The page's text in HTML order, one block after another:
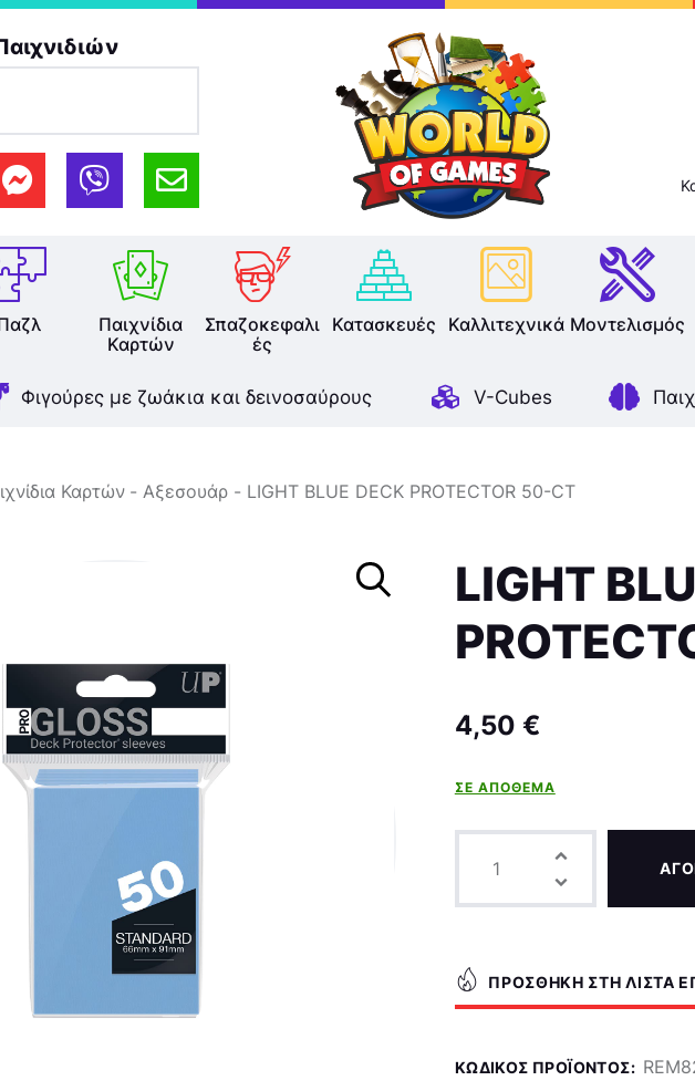
Παιχνίδια
Καρτών
Σπαζοκεφαλι
ές
Κατασκευές Καλλιτεχνικά Μοντελισμός
Φιγούρες με ζωάκια και δεινοσαύρους V-Cubes
Επιτραπέζια
Παιχνίδια Καρτών
Σπαζοκεφαλιές
Κατασκευές
Καλλιτεχνικά
Μοντελισμός
Βιβλία
Καρτών Αξεσουάρ LIGHT BLUE DECK PROTECTOR 50-CT
LIGHT
4,50 €
ΣΕ ΑΠΌΘΕΜΑ
ΠΡΟΣΘΉΚΗ ΣΤΗ ΛΊΣΤΑ
ΚΩΔΙΚΌΣ ΠΡΟΪΌΝΤΟΣ: